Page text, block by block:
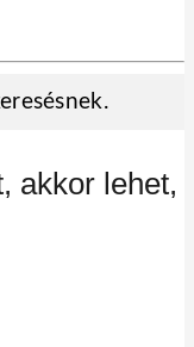
akkor lehet,